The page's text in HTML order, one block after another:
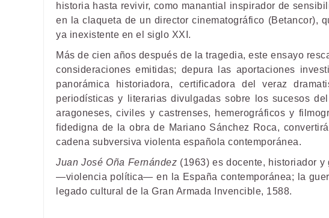
historia hasta revivir, como manantial inspirador de
en la claqueta de un director cinematográfico
ya inexistente en el siglo XXI.
Más de cien años después de la tragedia, este ensayo
consideraciones emitidas; depura las aportaciones
panorámica historiadora, certificadora del veraz
periodísticas y literarias divulgadas sobre los sucesos
aragoneses, civiles y castrenses, hemerográficos y
fidedigna de la obra de Mariano Sánchez Roca,
cadena subversiva violenta española contemporánea.
Juan José Oña Fernández (1963) es docente, historiador
—violencia política— en la España contemporánea; la
legado cultural de la Gran Armada Invencible, 1588.